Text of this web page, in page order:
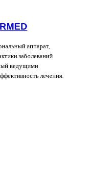
аппарат,
заболеваний
ведущими
лечения.